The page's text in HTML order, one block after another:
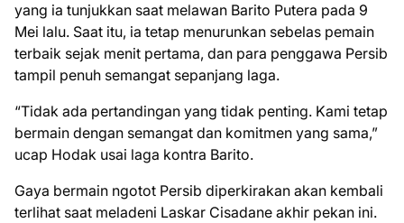
yang ia tunjukkan saat melawan Barito Putera pada 9
Mei lalu. Saat itu, ia tetap menurunkan sebelas pemain
terbaik sejak menit pertama, dan para penggawa Persib
tampil penuh semangat sepanjang laga.
“Tidak ada pertandingan yang tidak penting. Kami tetap
bermain dengan semangat dan komitmen yang sama,”
ucap Hodak usai laga kontra Barito.
Gaya bermain ngotot Persib diperkirakan akan kembali
terlihat saat meladeni Laskar Cisadane akhir pekan ini.